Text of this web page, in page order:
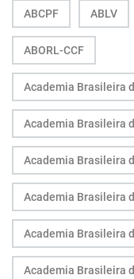
ABCPF ABLV
ABORL-CCF
Academia Brasileira
Academia Brasileira
Academia Brasileira
Academia Brasileira
Academia Brasileira
Academia Brasileira